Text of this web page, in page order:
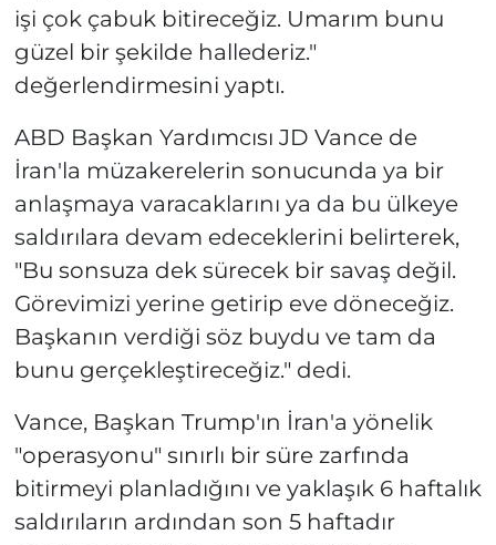
işi çok çabuk bitireceğiz. Umarım bunu
güzel bir şekilde hallederiz."
değerlendirmesini yaptı.
ABD Başkan Yardımcısı JD Vance de
İran'la müzakerelerin sonucunda ya bir
anlaşmaya varacaklarını ya da bu ülkeye
saldırılara devam edeceklerini belirterek,
"Bu sonsuza dek sürecek bir savaş değil.
Görevimizi yerine getirip eve döneceğiz.
Başkanın verdiği söz buydu ve tam da
bunu gerçekleştireceğiz." dedi.
Vance, Başkan Trump'ın İran'a yönelik
"operasyonu" sınırlı bir süre zarfında
bitirmeyi planladığını ve yaklaşık 6 haftalık
saldırıların ardından son 5 haftadır